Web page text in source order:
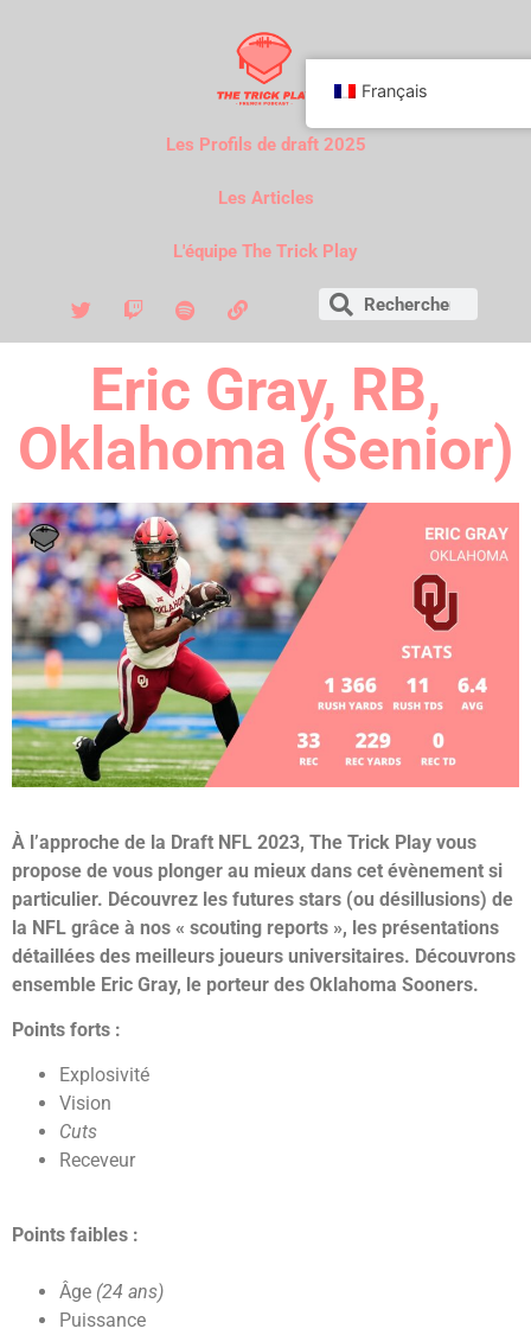
Les Profils de draft 2025
Les Articles
L'équipe The Trick Play
Eric Gray, RB,
Oklahoma (Senior)
À l’approche de la Draft NFL 2023, The Trick Play vous
propose de vous plonger au mieux dans cet évènement si
particulier. Découvrez les futures stars (ou désillusions) de
la NFL grâce à nos « scouting reports », les présentations
détaillées des meilleurs joueurs universitaires. Découvrons
ensemble Eric Gray, le porteur des Oklahoma Sooners.
Points forts :
Explosivité
Vision
Cuts
Receveur
Points faibles :
Âge (24 ans)
Puissance
Français